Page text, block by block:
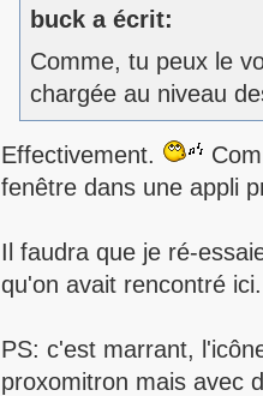
buck a écrit:
Comme, tu peux le
chargée au niveau
Effectivement.
fenêtre dans une appli
Il faudra que je ré-
qu'on avait rencontré ici.
PS: c'est marrant,
proxomitron mais avec